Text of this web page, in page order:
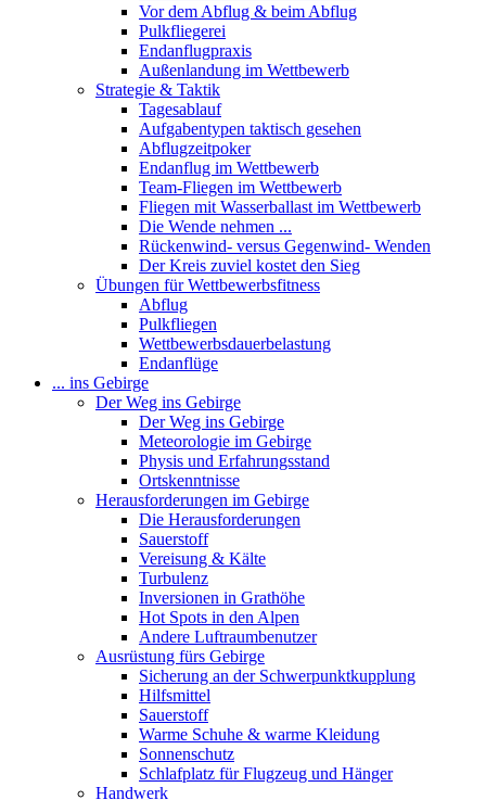
Vor dem Abflug & beim Abflug
Pulkfliegerei
Endanflugpraxis
Außenlandung im Wettbewerb
Strategie & Taktik
Tagesablauf
Aufgabentypen taktisch gesehen
Abflugzeitpoker
Endanflug im Wettbewerb
Team-Fliegen im Wettbewerb
Fliegen mit Wasserballast im Wettbewerb
Die Wende nehmen ...
Rückenwind- versus Gegenwind- Wenden
Der Kreis zuviel kostet den Sieg
Übungen für Wettbewerbsfitness
Abflug
Pulkfliegen
Wettbewerbsdauerbelastung
Endanflüge
... ins Gebirge
Der Weg ins Gebirge
Der Weg ins Gebirge
Meteorologie im Gebirge
Physis und Erfahrungsstand
Ortskenntnisse
Herausforderungen im Gebirge
Die Herausforderungen
Sauerstoff
Vereisung & Kälte
Turbulenz
Inversionen in Grathöhe
Hot Spots in den Alpen
Andere Luftraumbenutzer
Ausrüstung fürs Gebirge
Sicherung an der Schwerpunktkupplung
Hilfsmittel
Sauerstoff
Warme Schuhe & warme Kleidung
Sonnenschutz
Schlafplatz für Flugzeug und Hänger
Handwerk